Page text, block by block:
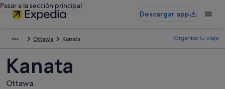
Pasar a la sección principal
Descargar app
Ottawa Kanata Organiza tu viaje
Kanata
Ottawa